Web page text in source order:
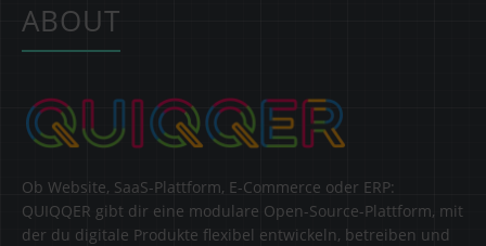
ABOUT
Ob Website, SaaS-Plattform, E-Commerce oder ERP:
QUIQQER gibt dir eine modulare Open-Source-Plattform, mit
der du digitale Produkte flexibel entwickeln, betreiben und